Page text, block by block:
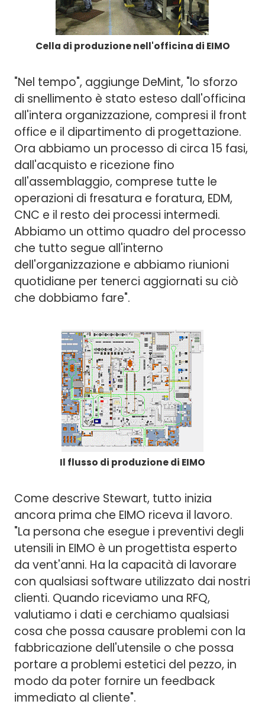
Cella di produzione nell'officina di EIMO
"Nel tempo", aggiunge DeMint, "lo sforzo
di snellimento è stato esteso dall'officina
all'intera organizzazione, compresi il front
office e il dipartimento di progettazione.
Ora abbiamo un processo di circa 15 fasi,
dall'acquisto e ricezione fino
all'assemblaggio, comprese tutte le
operazioni di fresatura e foratura, EDM,
CNC e il resto dei processi intermedi.
Abbiamo un ottimo quadro del processo
che tutto segue all'interno
dell'organizzazione e abbiamo riunioni
quotidiane per tenerci aggiornati su ciò
che dobbiamo fare".
Il flusso di produzione di EIMO
Come descrive Stewart, tutto inizia
ancora prima che EIMO riceva il lavoro.
"La persona che esegue i preventivi degli
utensili in EIMO è un progettista esperto
da vent'anni. Ha la capacità di lavorare
con qualsiasi software utilizzato dai nostri
clienti. Quando riceviamo una RFQ,
valutiamo i dati e cerchiamo qualsiasi
cosa che possa causare problemi con la
fabbricazione dell'utensile o che possa
portare a problemi estetici del pezzo, in
modo da poter fornire un feedback
immediato al cliente".